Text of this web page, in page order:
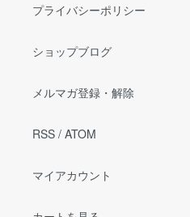
プライバシーポリシー
ショップブログ
メルマガ登録・解除
RSS / ATOM
マイアカウント